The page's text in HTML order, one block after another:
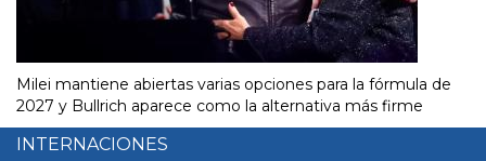
Milei mantiene abiertas varias opciones para la fórmula de
2027 y Bullrich aparece como la alternativa más firme
INTERNACIONES